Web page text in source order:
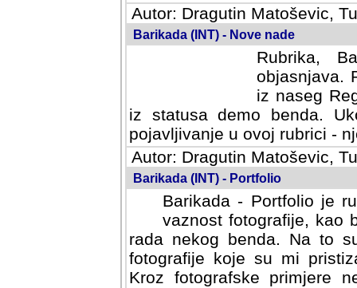
Autor: Dragutin Matoševic,
Barikada (INT) - Nove nade
Rubrika,
objasnjava.
iz naseg
iz statusa demo benda.
pojavljivanje u ovoj rubrici -
Autor: Dragutin Matoševic,
Barikada (INT) - Portfolio
Barikada - Portfolio je
vaznost fotografije, kao
rada nekog benda. Na to
fotografije koje su mi
fotografske primjere